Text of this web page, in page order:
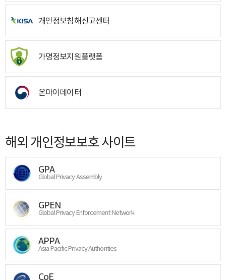
개인정보침해신고센터
가명정보지원플랫폼
온마이데이터
해외 개인정보보호 사이트
GPA
Global Privacy Assembly
GPEN
Global Privacy Enforcement Network
APPA
Asia Pacific Privacy Authorities
CoE